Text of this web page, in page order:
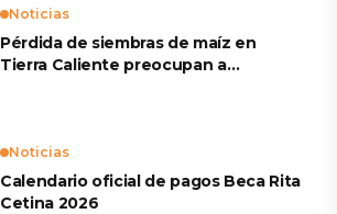
Noticias
Pérdida de siembras de maíz en
Tierra Caliente preocupan a
Noticias
Calendario oficial de pagos Beca Rita
Cetina 2026